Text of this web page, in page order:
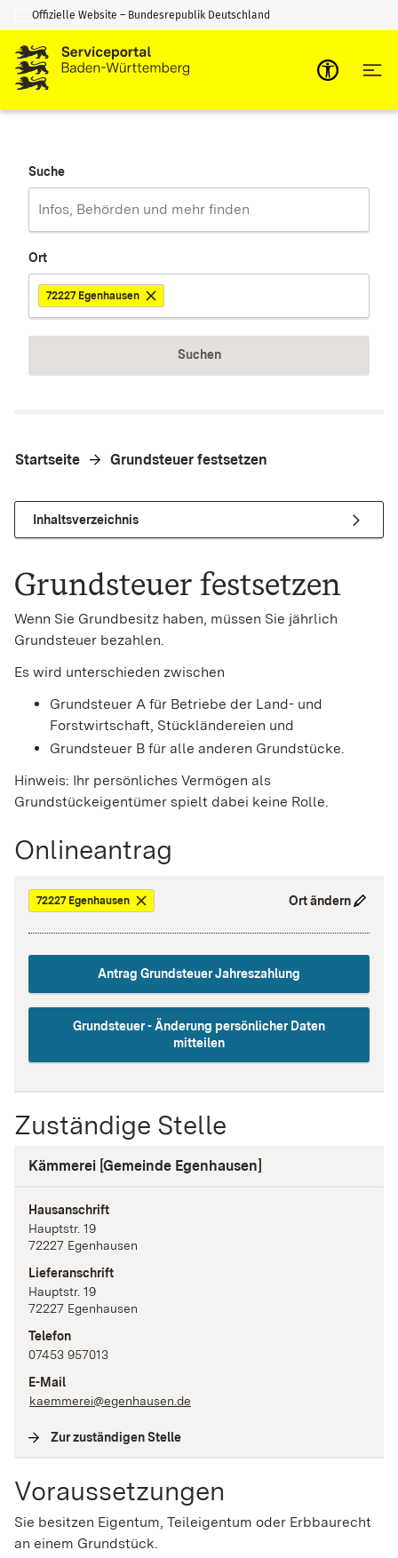
Zum Inhalt springen
Zur Suche springen
Offizielle Website – Bundesrepublik Deutschland
Suche
Ort
72227 Egenhausen
Suchen
Startseite Grundsteuer festsetzen
Inhaltsverzeichnis
Grundsteuer festsetzen
Wenn Sie Grundbesitz haben, müssen Sie jährlich
Grundsteuer bezahlen.
Es wird unterschieden zwischen
Grundsteuer A für Betriebe der Land- und
Forstwirtschaft, Stückländereien und
Grundsteuer B für alle anderen Grundstücke.
Hinweis: Ihr persönliches Vermögen als
Grundstückeigentümer spielt dabei keine Rolle.
Onlineantrag
72227 Egenhausen Ort ändern
Antrag Grundsteuer Jahreszahlung
Grundsteuer - Änderung persönlicher Daten
mitteilen
Zuständige Stelle
Kämmerei [Gemeinde Egenhausen]
Hausanschrift
Hauptstr. 19
72227 Egenhausen
Lieferanschrift
Hauptstr. 19
72227 Egenhausen
Telefon
07453 957013
E-Mail
kaemmerei@egenhausen.de
Zur zuständigen Stelle
Voraussetzungen
Sie besitzen Eigentum, Teileigentum oder Erbbaurecht
an einem Grundstück.